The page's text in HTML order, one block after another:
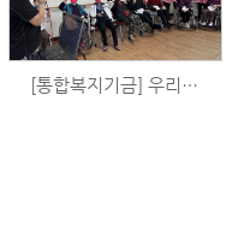
[통합복지기금] 우리는 시니어 예술가 시즌2 - 음악활동 (4/17)